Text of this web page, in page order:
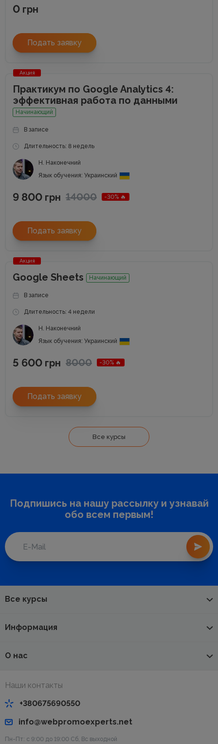
0 грн
Подать заявку
Акция
Практикум по Google Analytics 4:
эффективная работа по данными
Начинающий
В записе
Длительность: 8 недель
Н. Наконечний
Язык обучения: Украинский
9 800 грн 14000 -30% 🔥
Подать заявку
Акция
Google Sheets Начинающий
В записе
Длительность: 4 недели
Н. Наконечний
Язык обучения: Украинский
5 600 грн 8000 -30% 🔥
Подать заявку
Все курсы
Подпишись на нашу рассылку и узнавай
обо всем первым!
Все курсы
Информация
О нас
Наши контакты
+380675690550
info@webpromoexperts.net
Пн-Пт: с 9:00 до 19:00 Cб, Вс выходной